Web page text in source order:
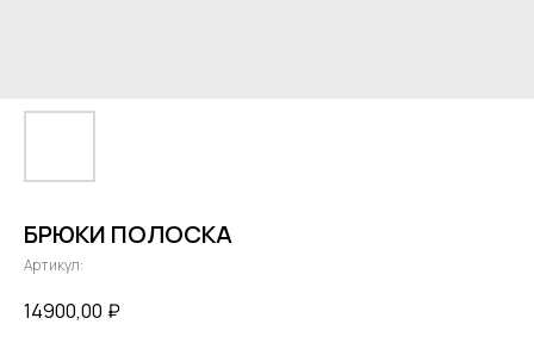
БРЮКИ ПОЛОСКА
Артикул:
14900,00 ₽